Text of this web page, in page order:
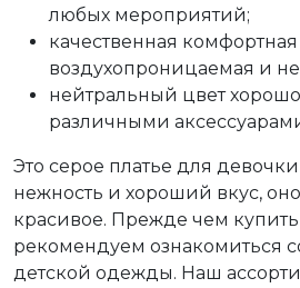
любых мероприятий;
качественная комфортная
воздухопроницаемая и
нейтральный цвет хорошо
различными
Это серое платье для
нежность и хороший вкус,
красивое. Прежде чем
рекомендуем ознакомиться
детской одежды. Наш